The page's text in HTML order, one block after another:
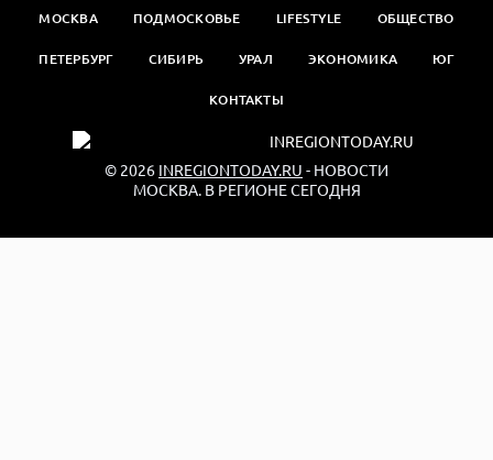
МОСКВА ПОДМОСКОВЬЕ LIFESTYLE ОБЩЕСТВО
ПЕТЕРБУРГ СИБИРЬ УРАЛ ЭКОНОМИКА ЮГ
КОНТАКТЫ
© 2026 INREGIONTODAY.RU - НОВОСТИ
МОСКВА. В РЕГИОНЕ СЕГОДНЯ